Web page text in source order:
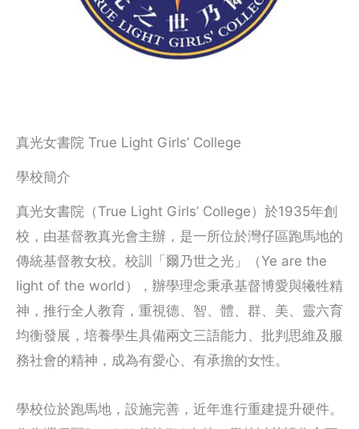
真光女書院 True Light Girls’ College
學校簡介
真光女書院（True Light Girls’ College）於1935年創
校，由基督教真光會主辦，是一所位於灣仔區跑馬地的
傳統基督教女校。校訓「爾乃世之光」（Ye are the
light of the world），辦學理念秉承基督博愛與犧牲精
神，推行全人教育，重視德、智、體、群、美、靈六育
均衡發展，培養學生具備兩文三語能力、批判思維及服
務社會的精神，成為有愛心、有承擔的女性。
學校位於跑馬地，設施完善，近年進行重建提升硬件。